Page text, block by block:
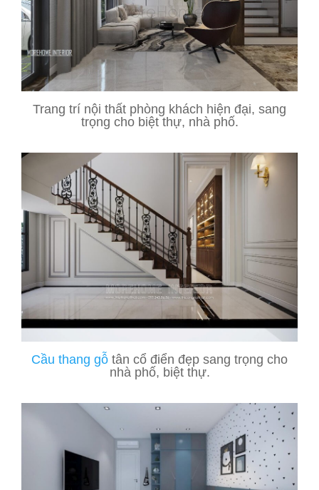
Trang trí nội thất phòng khách hiện đại, sang
trọng cho biệt thự, nhà phố.
Cầu thang gỗ tân cổ điển đẹp sang trọng cho
nhà phố, biệt thự.